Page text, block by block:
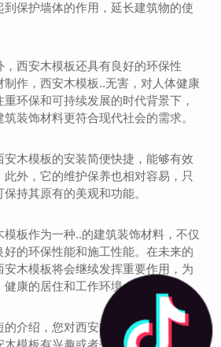
保护墙体的作用，延长建筑物的使
，西安木模板还具有良好的环保性
作，西安木模板..无害，对人体健康
环保和可持续发展的时代背景下，
装饰材料更符合现代社会的需求。
安木模板的安装简便快捷，能够有效
外，它的维护保养也相对容易，只
持其原有的美观和功能。
模板作为一种..的建筑装饰材料，不仅
的环保性能和施工性能。在未来的
木模板将会继续发挥重要作用，为
康的居住和工作环境。
介绍，您对西安木模板有了更深入
模板有兴趣或者想了解更多信息，